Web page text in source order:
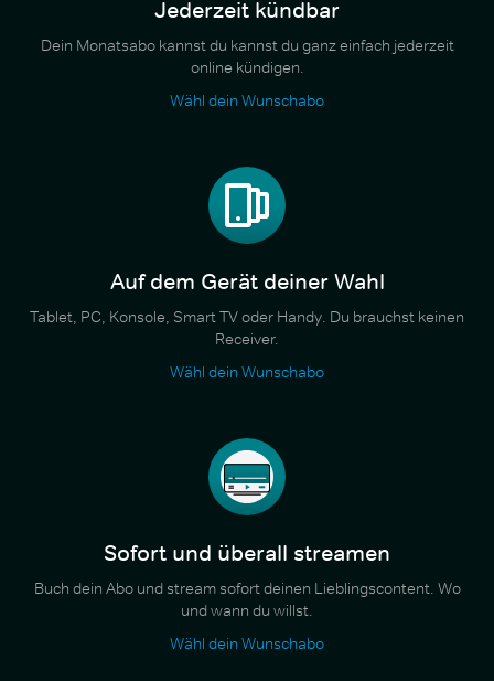
Jederzeit kündbar
Dein Monatsabo kannst du kannst du ganz einfach jederzeit
online kündigen.
Wähl dein Wunschabo
Auf dem Gerät deiner Wahl
Tablet, PC, Konsole, Smart TV oder Handy. Du brauchst keinen
Receiver.
Wähl dein Wunschabo
Sofort und überall streamen
Buch dein Abo und stream sofort deinen Lieblingscontent. Wo
und wann du willst.
Wähl dein Wunschabo